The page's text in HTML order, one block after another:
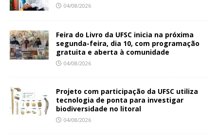
04/08/2026
Feira do Livro da UFSC inicia na próxima
segunda-feira, dia 10, com programação
gratuita e aberta à comunidade
04/08/2026
Projeto com participação da UFSC utiliza
tecnologia de ponta para investigar
biodiversidade no litoral
04/08/2026